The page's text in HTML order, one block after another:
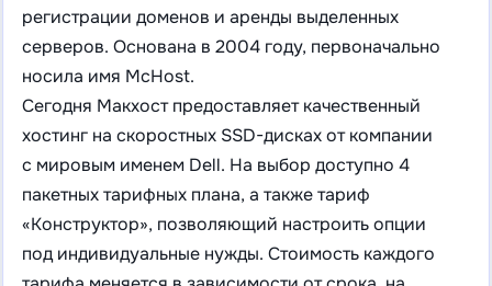
регистрации доменов и аренды выделенных
серверов. Основана в 2004 году, первоначально
носила имя McHost.
Сегодня Макхост предоставляет качественный
хостинг на скоростных SSD-дисках от компании
с мировым именем Dell. На выбор доступно 4
пакетных тарифных плана, а также тариф
«Конструктор», позволяющий настроить опции
под индивидуальные нужды. Стоимость каждого